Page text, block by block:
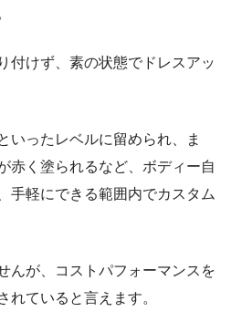
付けず、素の状態でドレスアッ
いったレベルに留められ、ま
赤く塗られるなど、ボディー自
手軽にできる範囲内でカスタム
んが、コストパフォーマンスを
れていると言えます。